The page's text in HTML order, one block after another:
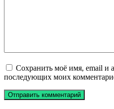
Сохранить моё имя, email и
последующих моих